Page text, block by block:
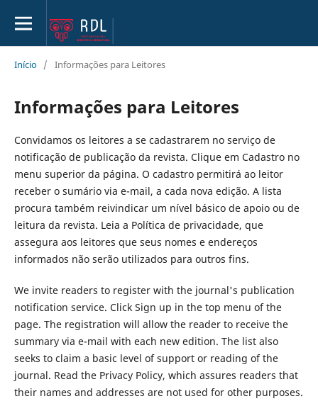
Início / Informações para Leitores
Informações para Leitores
Convidamos os leitores a se cadastrarem no serviço de
notificação de publicação da revista. Clique em Cadastro no
menu superior da página. O cadastro permitirá ao leitor
receber o sumário via e-mail, a cada nova edição. A lista
procura também reivindicar um nível básico de apoio ou de
leitura da revista. Leia a Política de privacidade, que
assegura aos leitores que seus nomes e endereços
informados não serão utilizados para outros fins.
We invite readers to register with the journal's publication
notification service. Click Sign up in the top menu of the
page. The registration will allow the reader to receive the
summary via e-mail with each new edition. The list also
seeks to claim a basic level of support or reading of the
journal. Read the Privacy Policy, which assures readers that
their names and addresses are not used for other purposes.